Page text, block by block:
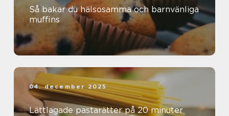
Så bakar du hälsosamma och barnvänliga
muffins
04. december 2025
Lättlagade pastarätter på 20 minuter